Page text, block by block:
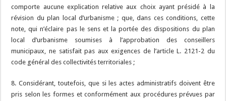
comporte aucune explication relative aux choix ayant présidé à la
révision du plan local d’urbanisme ; que, dans ces conditions, cette
note, qui n’éclaire pas le sens et la portée des dispositions du plan
local d’urbanisme soumises à l’approbation des conseillers
municipaux, ne satisfait pas aux exigences de l’article L. 2121-2 du
code général des collectivités territoriales ;
8. Considérant, toutefois, que si les actes administratifs doivent être
pris selon les formes et conformément aux procédures prévues par